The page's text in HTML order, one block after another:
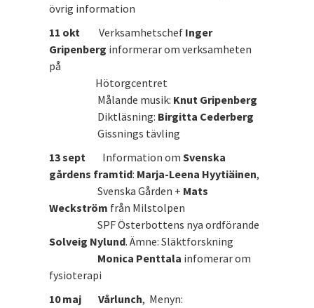
övrig information
11 okt Verksamhetschef Inger
Gripenberg informerar om verksamheten
på
Hötorgcentret
Målande musik: Knut Gripenberg
Diktläsning: Birgitta Cederberg
Gissnings tävling
13 sept Information om Svenska
gårdens framtid: Marja-Leena Hyytiäinen,
Svenska Gården + Mats
Weckström från Milstolpen
SPF Österbottens nya ordförande
Solveig Nylund. Ämne: Släktforskning
Monica Penttala infomerar om
fysioterapi
10 maj Vårlunch, Menyn: